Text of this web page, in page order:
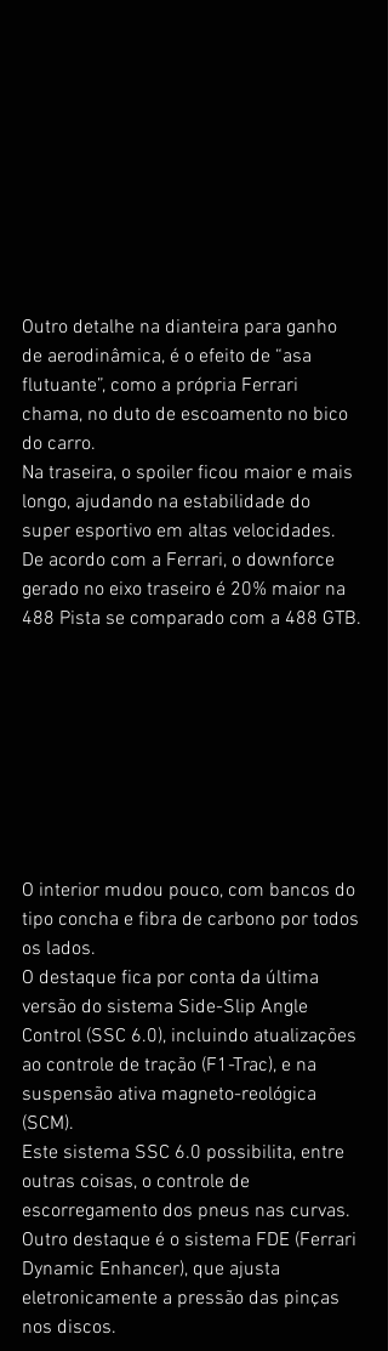
Outro detalhe na dianteira para ganho
de aerodinâmica, é o efeito de “asa
flutuante”, como a própria Ferrari
chama, no duto de escoamento no bico
do carro.
Na traseira, o spoiler ficou maior e mais
longo, ajudando na estabilidade do
super esportivo em altas velocidades.
De acordo com a Ferrari, o downforce
gerado no eixo traseiro é 20% maior na
488 Pista se comparado com a 488 GTB.
O interior mudou pouco, com bancos do
tipo concha e fibra de carbono por todos
os lados.
O destaque fica por conta da última
versão do sistema Side-Slip Angle
Control (SSC 6.0), incluindo atualizações
ao controle de tração (F1-Trac), e na
suspensão ativa magneto-reológica
(SCM).
Este sistema SSC 6.0 possibilita, entre
outras coisas, o controle de
escorregamento dos pneus nas curvas.
Outro destaque é o sistema FDE (Ferrari
Dynamic Enhancer), que ajusta
eletronicamente a pressão das pinças
nos discos.